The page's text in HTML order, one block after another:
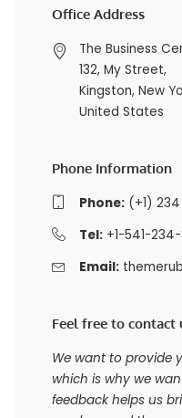
Office Address
The Business
132, My Street,
Kingston, New
United States
Phone Information
Phone:(+1) 234
Tel:+1-541-234-
Email:
Feel free to contact
We want to provide
which is why we
feedback helps us